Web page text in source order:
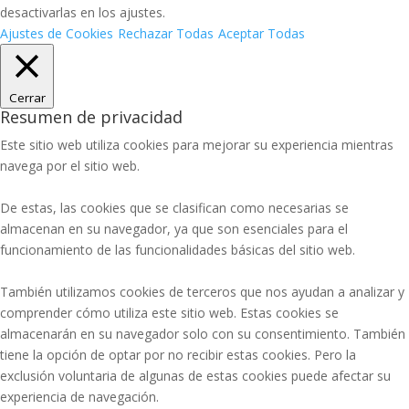
desactivarlas en los ajustes.
Ajustes de Cookies Rechazar Todas Aceptar Todas
Cerrar
Resumen de privacidad
Este sitio web utiliza cookies para mejorar su experiencia mientras
navega por el sitio web.
De estas, las cookies que se clasifican como necesarias se
almacenan en su navegador, ya que son esenciales para el
funcionamiento de las funcionalidades básicas del sitio web.
También utilizamos cookies de terceros que nos ayudan a analizar y
comprender cómo utiliza este sitio web. Estas cookies se
almacenarán en su navegador solo con su consentimiento. También
tiene la opción de optar por no recibir estas cookies. Pero la
exclusión voluntaria de algunas de estas cookies puede afectar su
experiencia de navegación.